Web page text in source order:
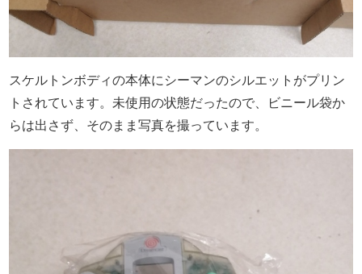
スケルトンボディの本体にシーマンのシルエットがプリン
トされています。未使用の状態だったので、ビニール袋か
らは出さず、そのまま写真を撮っています。